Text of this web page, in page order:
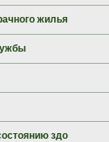
жилья
здо